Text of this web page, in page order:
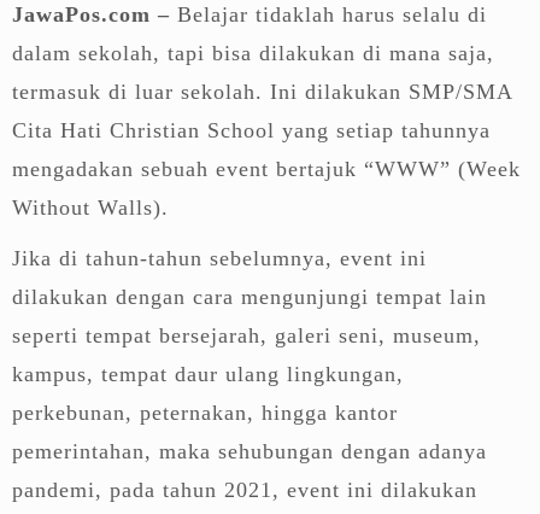
JawaPos.com – Belajar tidaklah harus selalu di
dalam sekolah, tapi bisa dilakukan di mana saja,
termasuk di luar sekolah. Ini dilakukan SMP/SMA
Cita Hati Christian School yang setiap tahunnya
mengadakan sebuah event bertajuk “WWW” (Week
Without Walls).
Jika di tahun-tahun sebelumnya, event ini
dilakukan dengan cara mengunjungi tempat lain
seperti tempat bersejarah, galeri seni, museum,
kampus, tempat daur ulang lingkungan,
perkebunan, peternakan, hingga kantor
pemerintahan, maka sehubungan dengan adanya
pandemi, pada tahun 2021, event ini dilakukan